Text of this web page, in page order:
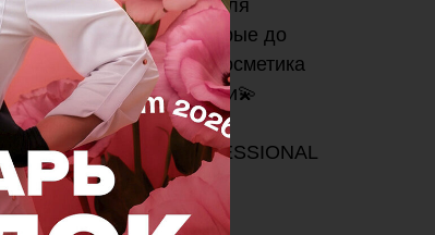
APOT.CARE для
ингредиенты, которые до
Поэтому данная косметика
и раздражения кожи💫
в клинике PROFESSIONAL